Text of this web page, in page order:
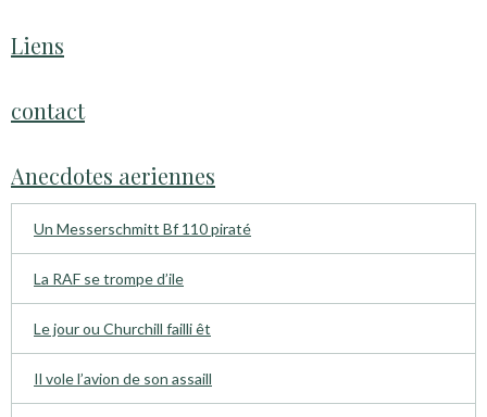
Liens
contact
Anecdotes aeriennes
Un Messerschmitt Bf 110 piraté
La RAF se trompe d’ile
Le jour ou Churchill failli êt
Il vole l’avion de son assaill